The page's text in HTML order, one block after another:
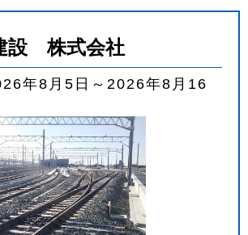
設 株式会社
年8月5日～2026年8月16